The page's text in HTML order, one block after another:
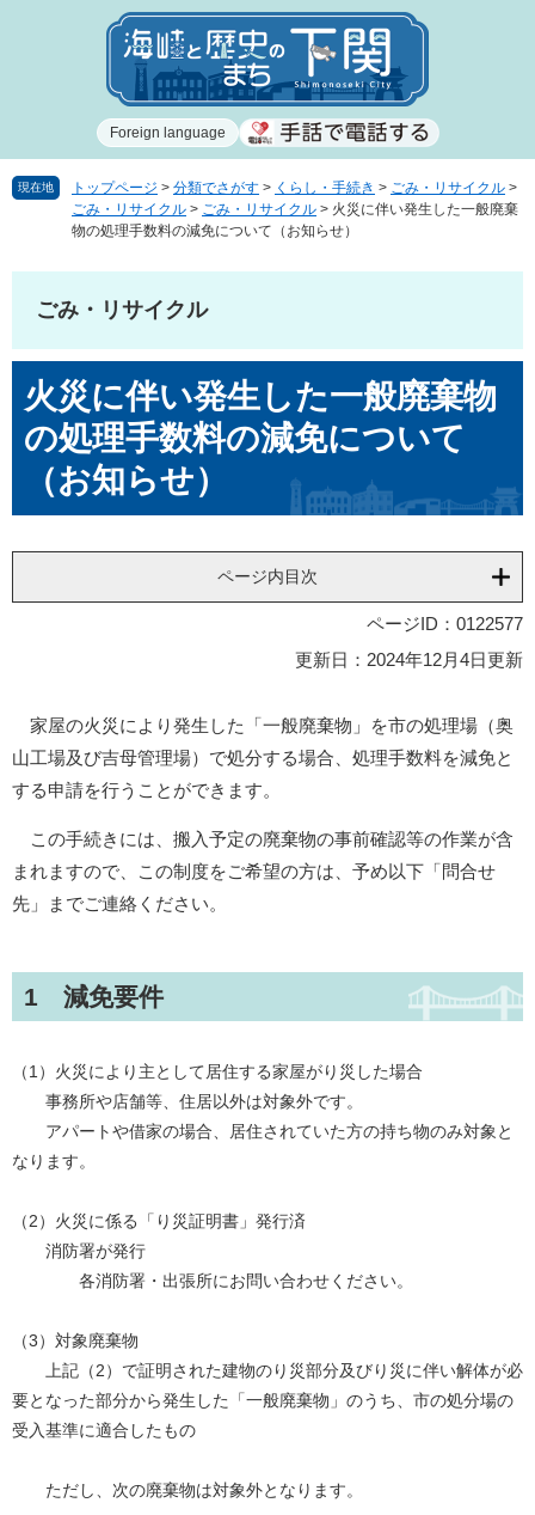
で
ば
Foreign language
現在地 トップページ > 分類でさがす > くらし・手続き > ごみ・リサイクル >
ごみ・リサイクル > ごみ・リサイクル > 火災に伴い発生した一般廃棄
物の処理手数料の減免について（お知らせ）
ごみ・リサイクル
文火災に伴い発生した一般廃棄物
の処理手数料の減免について
（お知らせ）
ページ内目次
ページID：0122577
更新日：2024年12月4日更新
家屋の火災により発生した「一般廃棄物」を市の処理場（奥
山工場及び吉母管理場）で処分する場合、処理手数料を減免と
する申請を行うことができます。
この手続きには、搬入予定の廃棄物の事前確認等の作業が含
まれますので、この制度をご希望の方は、予め以下「問合せ
先」までご連絡ください。​
1 減免要件
（1）火災により主として居住する家屋がり災した場合
事務所や店舗等、住居以外は対象外です。
アパートや借家の場合、居住されていた方の持ち物のみ対象と
なります。
（2）火災に係る「り災証明書」発行済
消防署が発行
各消防署・出張所にお問い合わせください。
（3）対象廃棄物
上記（2）で証明された建物のり災部分及びり災に伴い解体が必
要となった部分から発生した「一般廃棄物」のうち、市の処分場の
受入基準に適合したもの
ただし、次の廃棄物は対象外となります。